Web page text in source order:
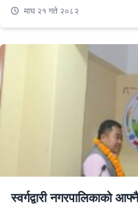
माघ २१ गते २०८२
स्वर्गद्वारी नगरपालिकाको